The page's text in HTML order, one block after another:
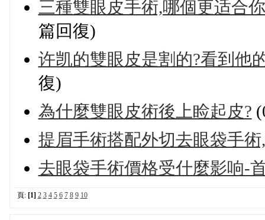
三種雙眼皮手術,哪個更适合
篇回復)
许凯的雙眼皮是割的?看到他
復)
為什麼雙眼皮術後上睑起皮?
提眉手術搭配外切去眼袋手
去眼袋手術價格受什麼影响-
頁: [1] 2 3 4 5 6 7 8 9 10